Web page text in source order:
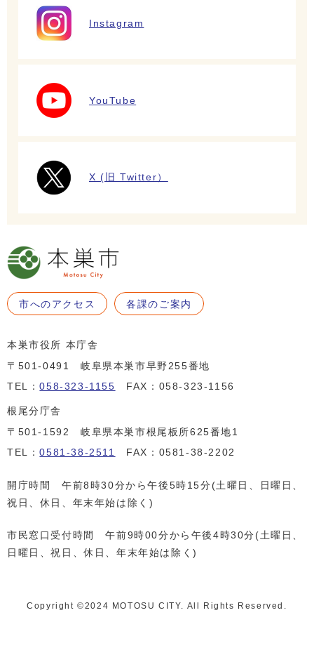
Instagram
YouTube
X (旧 Twitter）
市へのアクセス 各課のご案内
本巣市役所 本庁舎
〒501-0491 岐阜県本巣市早野255番地
TEL：058-323-1155 FAX：058-323-1156
根尾分庁舎
〒501-1592 岐阜県本巣市根尾板所625番地1
TEL：0581-38-2511 FAX：0581-38-2202
開庁時間 午前8時30分から午後5時15分(土曜日、日曜日、
祝日、休日、年末年始は除く)
市民窓口受付時間 午前9時00分から午後4時30分(土曜日、
日曜日、祝日、休日、年末年始は除く)
Copyright ©️2024 MOTOSU CITY. All Rights Reserved.